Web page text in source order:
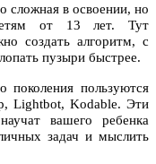
сложная в освоении, но
от 13 лет. Тут
создать алгоритм, с
пузыри быстрее.
пользуются
Lightbot, Kodable. Эти
вашего ребенка
задач и мыслить